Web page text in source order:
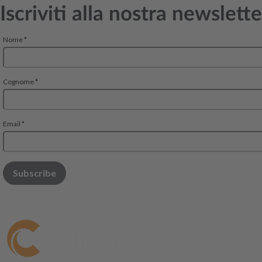
Iscriviti alla nostra